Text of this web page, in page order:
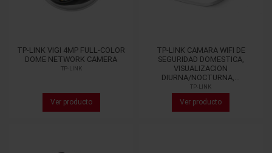
TP-LINK VIGI 4MP FULL-COLOR
DOME NETWORK CAMERA
TP-LINK
Ver producto
TP-LINK CAMARA WIFI DE
SEGURIDAD DOMESTICA,
VISUALIZACION
DIURNA/NOCTURNA,...
TP-LINK
Ver producto